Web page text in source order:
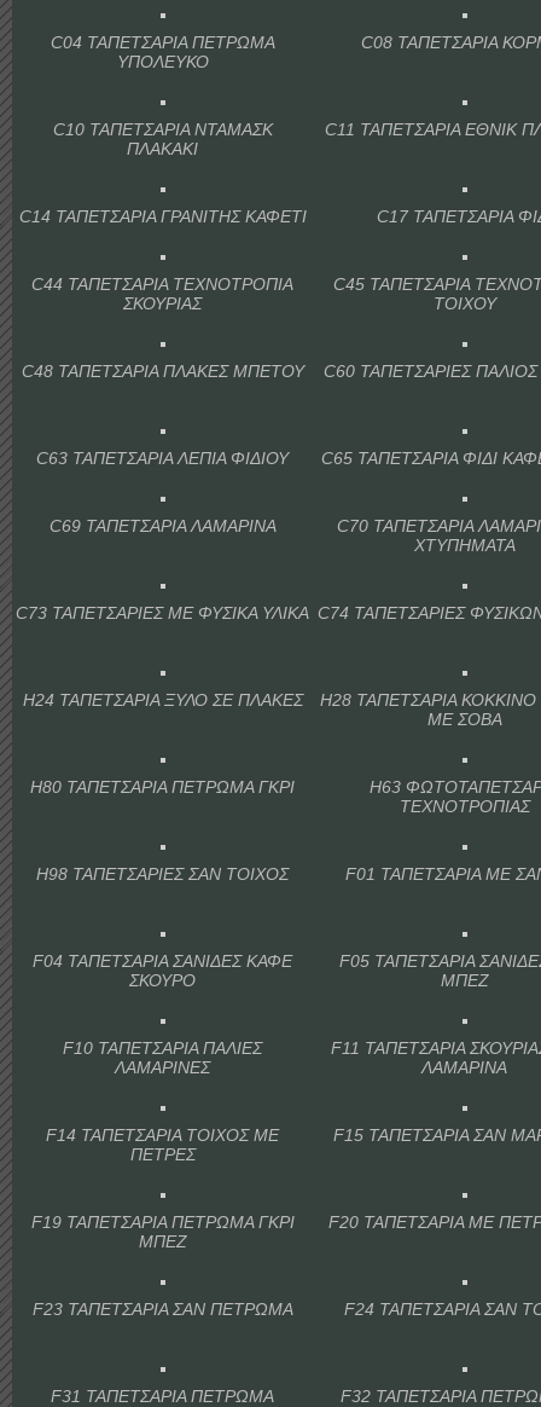
C04 ΤΑΠΕΤΣΑΡΙΑ ΠΕΤΡΩΜΑ
ΥΠΟΛΕΥΚΟ
C08 ΤΑΠΕΤΣΑΡΙΑ
C10 ΤΑΠΕΤΣΑΡΙΑ ΝΤΑΜΑΣΚ
ΠΛΑΚΑΚΙ
C11 ΤΑΠΕΤΣΑΡΙΑ ΕΘΝΙΚ
C14 ΤΑΠΕΤΣΑΡΙΑ ΓΡΑΝΙΤΗΣ ΚΑΦΕΤΙ C17 ΤΑΠΕΤΣΑΡΙΑ
C44 ΤΑΠΕΤΣΑΡΙΑ ΤΕΧΝΟΤΡΟΠΙΑ
ΣΚΟΥΡΙΑΣ
C45 ΤΑΠΕΤΣΑΡΙΑ
ΤΟΙΧΟΥ
C48 ΤΑΠΕΤΣΑΡΙΑ ΠΛΑΚΕΣ ΜΠΕΤΟΥ C60 ΤΑΠΕΤΣΑΡΙΕΣ
C63 ΤΑΠΕΤΣΑΡΙΑ ΛΕΠΙΑ ΦΙΔΙΟΥ C65 ΤΑΠΕΤΣΑΡΙΑ ΦΙΔΙ
C69 ΤΑΠΕΤΣΑΡΙΑ ΛΑΜΑΡΙΝΑ
C70 ΤΑΠΕΤΣΑΡΙΑ
ΧΤΥΠΗΜΑΤΑ
C73 ΤΑΠΕΤΣΑΡΙΕΣ ΜΕ ΦΥΣΙΚΑ ΥΛΙΚΑ C74 ΤΑΠΕΤΣΑΡΙΕΣ
H24 ΤΑΠΕΤΣΑΡΙΑ ΞΥΛΟ ΣΕ ΠΛΑΚΕΣ
H28 ΤΑΠΕΤΣΑΡΙΑ
ΜΕ ΣΟΒΑ
H80 ΤΑΠΕΤΣΑΡΙΑ ΠΕΤΡΩΜΑ ΓΚΡΙ
H63
ΤΕΧΝΟΤΡΟΠΙΑΣ
H98 ΤΑΠΕΤΣΑΡΙΕΣ ΣΑΝ ΤΟΙΧΟΣ F01 ΤΑΠΕΤΣΑΡΙΑ ΜΕ
F04 ΤΑΠΕΤΣΑΡΙΑ ΣΑΝΙΔΕΣ ΚΑΦΕ
ΣΚΟΥΡΟ
F05 ΤΑΠΕΤΣΑΡΙΑ
ΜΠΕΖ
F10 ΤΑΠΕΤΣΑΡΙΑ ΠΑΛΙΕΣ
ΛΑΜΑΡΙΝΕΣ
F11 ΤΑΠΕΤΣΑΡΙΑ
ΛΑΜΑΡΙΝΑ
F14 ΤΑΠΕΤΣΑΡΙΑ ΤΟΙΧΟΣ ΜΕ
ΠΕΤΡΕΣ
F15 ΤΑΠΕΤΣΑΡΙΑ ΣΑΝ
F19 ΤΑΠΕΤΣΑΡΙΑ ΠΕΤΡΩΜΑ ΓΚΡΙ
ΜΠΕΖ
F20 ΤΑΠΕΤΣΑΡΙΑ ΜΕ
F23 ΤΑΠΕΤΣΑΡΙΑ ΣΑΝ ΠΕΤΡΩΜΑ F24 ΤΑΠΕΤΣΑΡΙΑ ΣΑΝ
F31 ΤΑΠΕΤΣΑΡΙΑ ΠΕΤΡΩΜΑ
F32 ΤΑΠΕΤΣΑΡΙΑ